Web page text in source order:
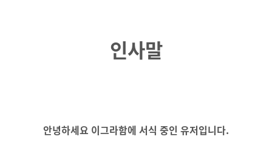
인사말
안녕하세요 이그라함에 서식 중인 유저입니다.